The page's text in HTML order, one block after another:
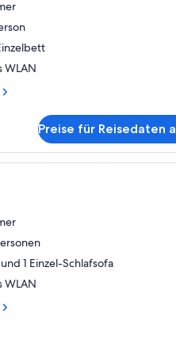
WLAN
Preise für Reisedaten
Ein Hotelzimmer
1 Einzel-Schlafsofa
WLAN